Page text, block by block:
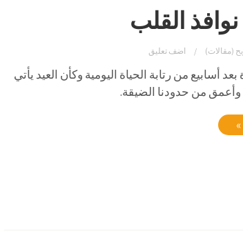
القلب
(مقالات) اضف تعليق
من رتابة الحياة اليومية وكأن العيد يأتي
وأعمق من حدودنا الضيقة.